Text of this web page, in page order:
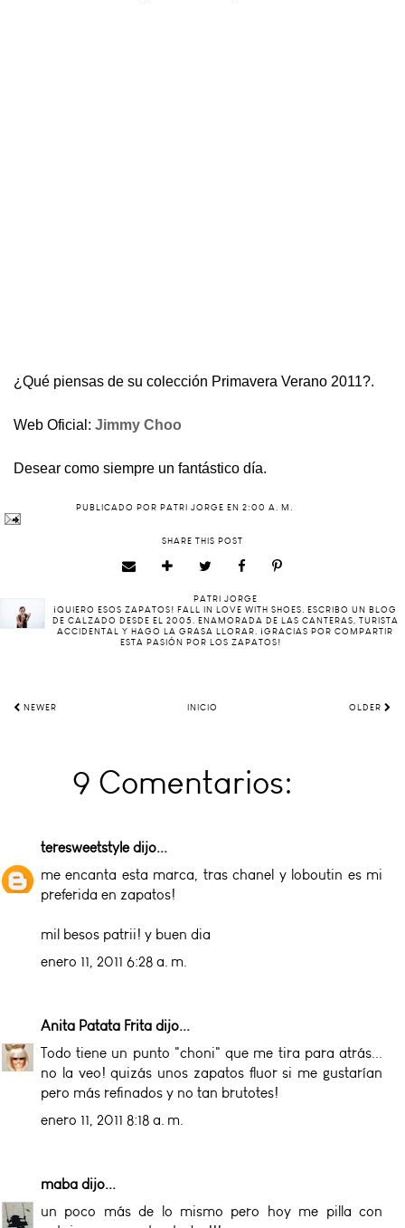
¿Qué piensas de su colección Primavera Verano 2011?.
Web Oficial: Jimmy Choo
Desear como siempre un fantástico día.
PUBLICADO POR PATRI JORGE EN 2:00 A. M.
SHARE THIS POST
PATRI JORGE
¡QUIERO ESOS ZAPATOS! FALL IN LOVE WITH SHOES. ESCRIBO UN BLOG
DE CALZADO DESDE EL 2005. ENAMORADA DE LAS CANTERAS, TURISTA
ACCIDENTAL Y HAGO LA GRASA LLORAR. ¡GRACIAS POR COMPARTIR
ESTA PASIÓN POR LOS ZAPATOS!
NEWER INICIO OLDER
9 Comentarios:
teresweetstyledijo...
me encanta esta marca, tras chanel y loboutin es mi
preferida en zapatos!
mil besos patrii! y buen dia
enero 11, 2011 6:28 a. m.
Anita Patata Frita dijo...
Todo tiene un punto "choni" que me tira para atrás...
no la veo! quizás unos zapatos fluor si me gustarían
pero más refinados y no tan brutotes!
enero 11, 2011 8:18 a. m.
maba dijo...
un poco más de lo mismo pero hoy me pilla con